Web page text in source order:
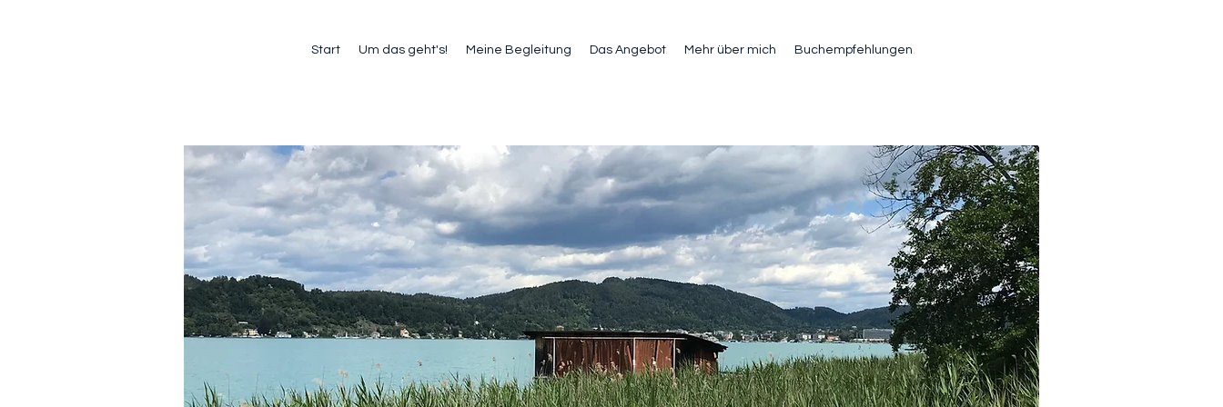
Start Um das geht's! Meine Begleitung Das Angebot Mehr über mich Buchempfehlungen